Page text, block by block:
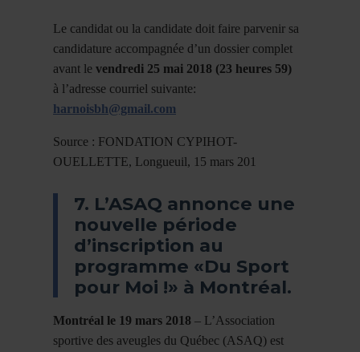
Le candidat ou la candidate doit faire parvenir sa
candidature accompagnée d’un dossier complet
avant le vendredi 25 mai 2018 (23 heures 59)
à l’adresse courriel suivante:
harnoisbh@gmail.com
Source : FONDATION CYPIHOT-
OUELLETTE, Longueuil, 15 mars 201
7. L’ASAQ annonce une
nouvelle période
d’inscription au
programme «Du Sport
pour Moi !» à Montréal.
Montréal le 19 mars 2018 – L’Association
sportive des aveugles du Québec (ASAQ) est